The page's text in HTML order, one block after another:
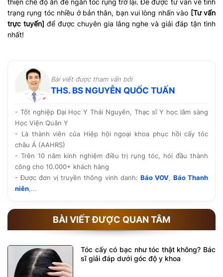
thiện chế độ ăn để ngăn tóc rụng trở lại. Để được tư vấn về tình
trạng rụng tóc nhiều ở bản thân, bạn vui lòng nhấn vào [Tư vấn
trực tuyến] để được chuyên gia lắng nghe và giải đáp tận tình
nhất!
Bài viết được tham vấn bởi
THS. BS NGUYỄN QUỐC TUẤN
- Tốt nghiệp Đại Học Y Thái Nguyên, Thạc sĩ Y học lâm sàng
Học Viện Quân Y
- Là thành viên của Hiệp hội ngoại khoa phục hồi cấy tóc
châu Á (AAHRS)
- Trên 10 năm kinh nghiệm điều trị rụng tóc, hói đầu thành
công cho 10.000+ khách hàng
- Được đơn vị truyền thông vinh danh: Báo VOV, Báo Thanh
niên,...
BÀI VIẾT ĐƯỢC QUAN TÂM
Tóc cấy có bạc như tóc thật không? Bác
sĩ giải đáp dưới góc độ y khoa